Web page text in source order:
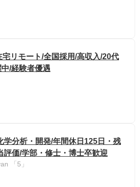
リモート/全国採用/高収入/20代
/経験者優遇
学分析・開発/年間休日125日・残
評価/学部・修士・博士卒歓迎
「5」